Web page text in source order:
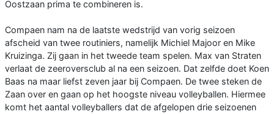
Oostzaan prima te combineren is.
Compaen nam na de laatste wedstrijd van vorig seizoen
afscheid van twee routiniers, namelijk Michiel Majoor en Mike
Kruizinga. Zij gaan in het tweede team spelen. Max van Straten
verlaat de zeeroversclub al na een seizoen. Dat zelfde doet Koen
Baas na maar liefst zeven jaar bij Compaen. De twee steken de
Zaan over en gaan op het hoogste niveau volleyballen. Hiermee
komt het aantal volleyballers dat de afgelopen drie seizoenen